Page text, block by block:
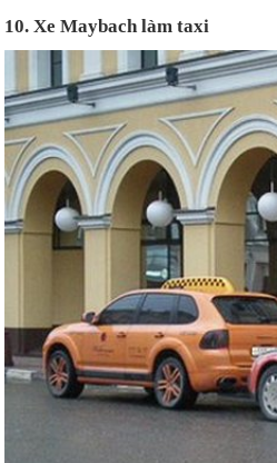
10. Xe Maybach làm taxi